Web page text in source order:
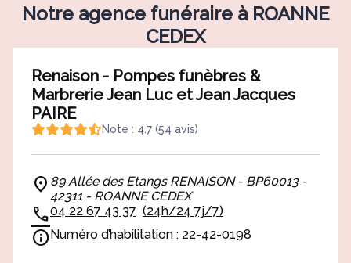
Notre agence funéraire à ROANNE
CEDEX
Renaison - Pompes funèbres &
Marbrerie Jean Luc et Jean Jacques
PAIRE
Note : 4.7 (54 avis)
89 Allée des Etangs RENAISON - BP60013 -
42311 - ROANNE CEDEX
04 22 67 43 37 (24h/24 7j/7)
Numéro d’habilitation : 22-42-0198